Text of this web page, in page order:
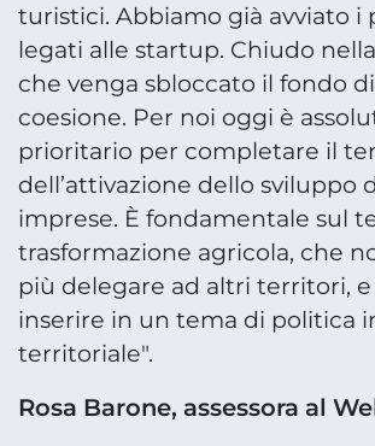
turistici. Abbiamo già avviato i
legati alle startup. Chiudo
che venga sbloccato il fondo
coesione. Per noi oggi è
prioritario per completare il
dell’attivazione dello sviluppo
imprese. È fondamentale sul
trasformazione agricola, che
più delegare ad altri territori, e
inserire in un tema di politica
territoriale".
Rosa Barone, assessora al